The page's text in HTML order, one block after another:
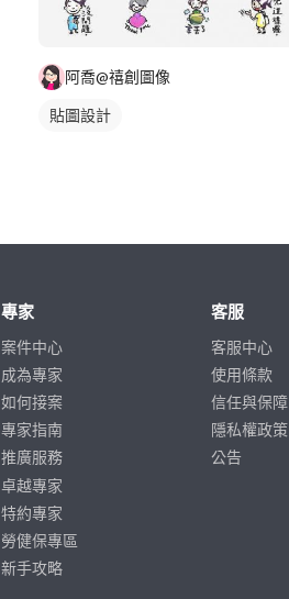
阿喬@禧創圖像
貼圖設計
專家
案件中心
成為專家
如何接案
專家指南
推廣服務
卓越專家
特約專家
勞健保專區
新手攻略
客服
客服中心
使用條款
信任與保障
隱私權政策
公告